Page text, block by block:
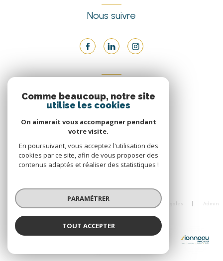
SIONNEAU Immobilier
Nous suivre
Nous adhérons
© 2026 | Tous droits réservés
Nos partenaires Mentions légales
Admin
Comme beaucoup, notre site
utilise les cookies
On aimerait vous accompagner pendant
votre visite.
En poursuivant, vous acceptez l'utilisation des
cookies par ce site, afin de vous proposer des
contenus adaptés et réaliser des statistiques !
PARAMÉTRER
TOUT ACCEPTER